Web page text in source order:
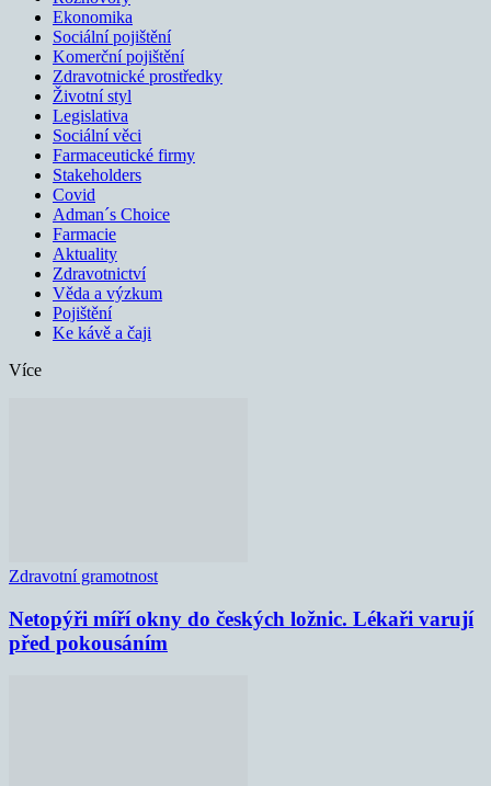
Ekonomika
Sociální pojištění
Komerční pojištění
Zdravotnické prostředky
Životní styl
Legislativa
Sociální věci
Farmaceutické firmy
Stakeholders
Covid
Adman´s Choice
Farmacie
Aktuality
Zdravotnictví
Věda a výzkum
Pojištění
Ke kávě a čaji
Více
Zdravotní gramotnost
Netopýři míří okny do českých ložnic. Lékaři varují
před pokousáním